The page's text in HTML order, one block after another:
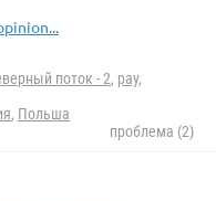
поток - 2, рау,
, Польша
проблема (2)